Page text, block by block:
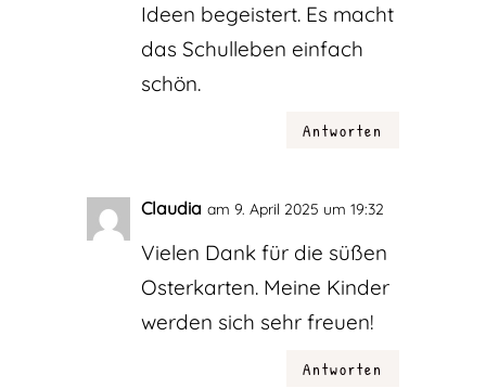
Ideen begeistert. Es macht
das Schulleben einfach
schön.
Antworten
Claudia am 9. April 2025 um 19:32
Vielen Dank für die süßen
Osterkarten. Meine Kinder
werden sich sehr freuen!
Antworten